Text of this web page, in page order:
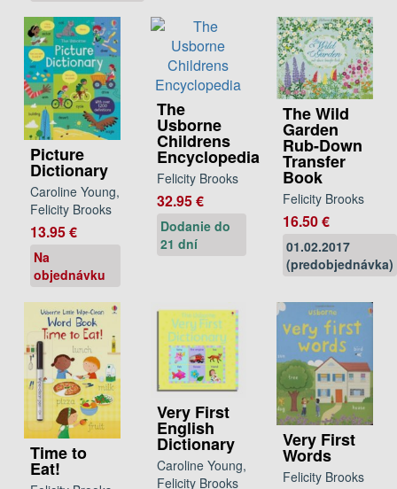
Picture
Dictionary
Caroline Young,
Felicity Brooks
13.95 €
Na
objednávku
The
Usborne
Childrens
Encyclopedia
Felicity Brooks
32.95 €
Dodanie do
21 dní
The Wild
Garden
Rub-Down
Transfer
Book
Felicity Brooks
16.50 €
01.02.2017
(predobjednávka)
Time to
Eat!
Very First
English
Dictionary
Caroline Young,
Felicity Brooks
Very First
Words
Felicity Brooks